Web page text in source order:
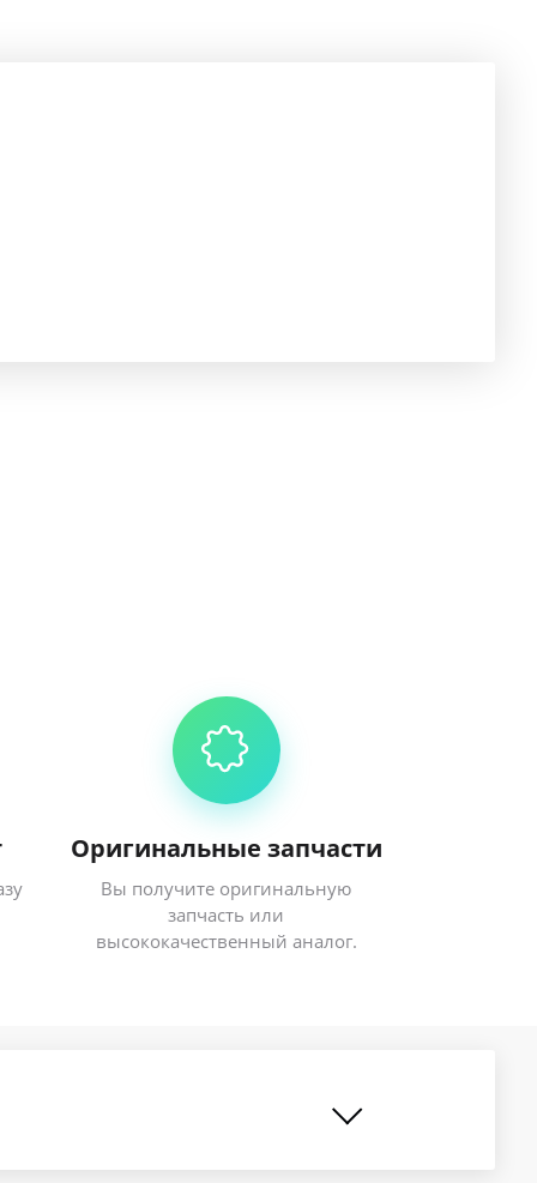
Оригинальные запчасти
Вы получите оригинальную
запчасть или
высококачественный аналог.